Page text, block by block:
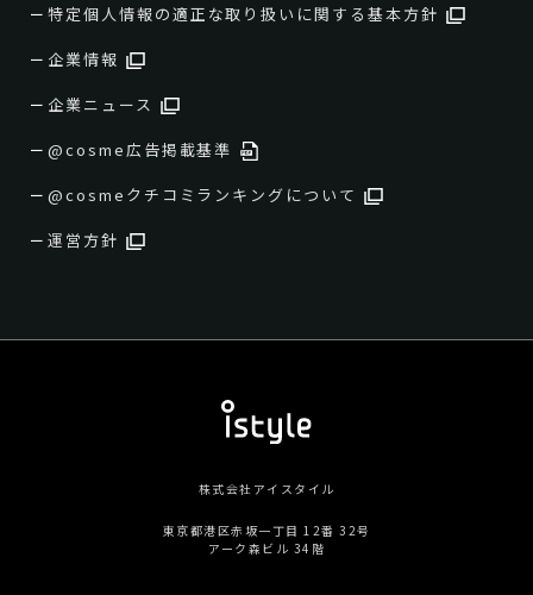
特定個人情報の適正な取り扱いに関する基本方針
企業情報
企業ニュース
@cosme広告掲載基準
@cosmeクチコミランキングについて
運営方針
株式会社アイスタイル
東京都港区赤坂一丁目 12番 32号
アーク森ビル 34階